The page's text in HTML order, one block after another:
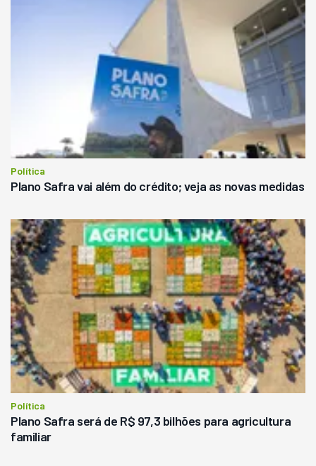
Política
Plano Safra vai além do crédito; veja as novas medidas
Política
Plano Safra será de R$ 97,3 bilhões para agricultura
familiar